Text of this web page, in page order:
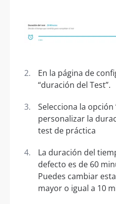
En la página de
“duración del Test”.
Selecciona la
personalizar la
test de práctica
La duración del
defecto es de 60
Puedes cambiar
mayor o igual a 10